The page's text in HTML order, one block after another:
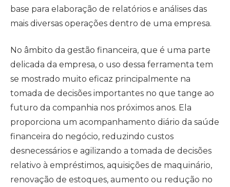
base para elaboração de relatórios e análises das
mais diversas operações dentro de uma empresa.
No âmbito da gestão financeira, que é uma parte
delicada da empresa, o uso dessa ferramenta tem
se mostrado muito eficaz principalmente na
tomada de decisões importantes no que tange ao
futuro da companhia nos próximos anos. Ela
proporciona um acompanhamento diário da saúde
financeira do negócio, reduzindo custos
desnecessários e agilizando a tomada de decisões
relativo à empréstimos, aquisições de maquinário,
renovação de estoques, aumento ou redução no